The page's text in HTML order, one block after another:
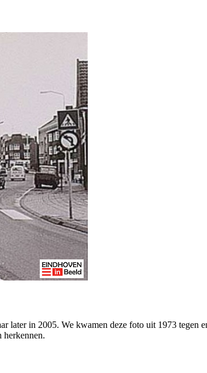
later in 2005. We kwamen deze foto uit 1973 tegen
herkennen.